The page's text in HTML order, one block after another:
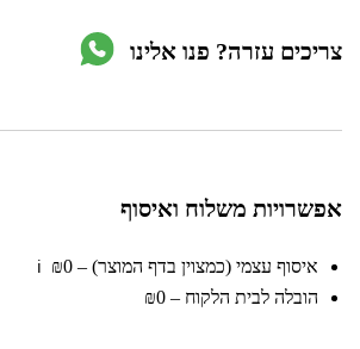
100411-צריכים עזרה? פנו אלינו
אפשרויות משלוח ואיסוף
איסוף עצמי (כמצוין בדף המוצר) – ₪0 ℹ️
הובלה לבית הלקוח – ₪0